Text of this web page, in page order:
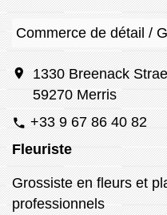
Commerce de détail /
location_on
1330 Breenack
59270 Merris
phone +33 9 67 86 40 82
Fleuriste
Grossiste en fleurs et
professionnels